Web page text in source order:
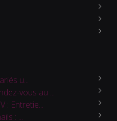
u...
vous au ...
: Entretie...
: ...